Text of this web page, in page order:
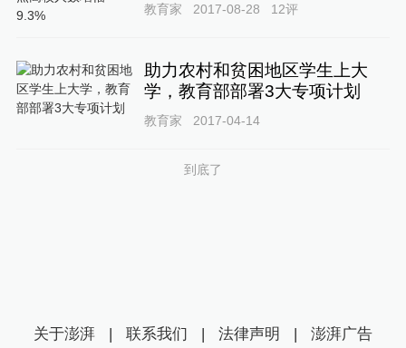
教育家 2017-08-28 12评
助力农村和贫困地区学生上大
学，教育部部署3大专项计划
教育家 2017-04-14
到底了
关于澎湃 | 联系我们 | 法律声明 | 澎湃广告